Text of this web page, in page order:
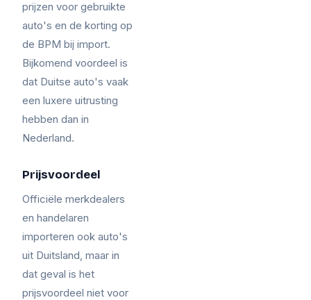
prijzen voor gebruikte
auto's en de korting op
de BPM bij import.
Bijkomend voordeel is
dat Duitse auto's vaak
een luxere uitrusting
hebben dan in
Nederland.
Prijsvoordeel
Officiële merkdealers
en handelaren
importeren ook auto's
uit Duitsland, maar in
dat geval is het
prijsvoordeel niet voor